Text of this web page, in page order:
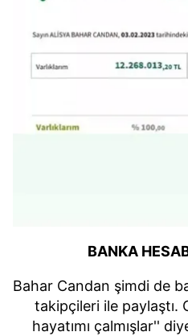
BANKA
Bahar Candan şimdi de
takipçileri ile paylaştı.
hayatımı çalmışlar''